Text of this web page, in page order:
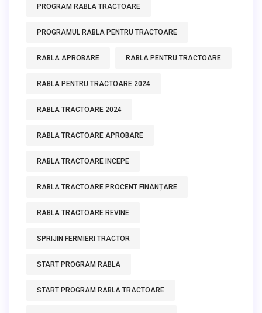
PROGRAM RABLA TRACTOARE
PROGRAMUL RABLA PENTRU TRACTOARE
RABLA APROBARE RABLA PENTRU TRACTOARE
RABLA PENTRU TRACTOARE 2024
RABLA TRACTOARE 2024
RABLA TRACTOARE APROBARE
RABLA TRACTOARE INCEPE
RABLA TRACTOARE PROCENT FINANȚARE
RABLA TRACTOARE REVINE
SPRIJIN FERMIERI TRACTOR
START PROGRAM RABLA
START PROGRAM RABLA TRACTOARE